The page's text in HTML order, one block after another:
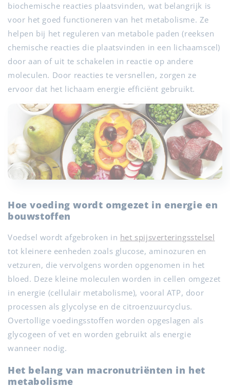
biochemische reacties plaatsvinden, wat belangrijk is
voor het goed functioneren van het metabolisme. Ze
helpen bij het reguleren van metabole paden (reeksen
chemische reacties die plaatsvinden in een lichaamscel)
door aan of uit te schakelen in reactie op andere
moleculen. Door reacties te versnellen, zorgen ze
ervoor dat het lichaam energie efficiënt gebruikt.
Hoe voeding wordt omgezet in energie en
bouwstoffen
Voedsel wordt afgebroken in het spijsverteringsstelsel
tot kleinere eenheden zoals glucose, aminozuren en
vetzuren, die vervolgens worden opgenomen in het
bloed. Deze kleine moleculen worden in cellen omgezet
in energie (cellulair metabolisme), vooral ATP, door
processen als glycolyse en de citroenzuurcyclus.
Overtollige voedingsstoffen worden opgeslagen als
glycogeen of vet en worden gebruikt als energie
wanneer nodig.
Het belang van macronutriënten in het
metabolisme